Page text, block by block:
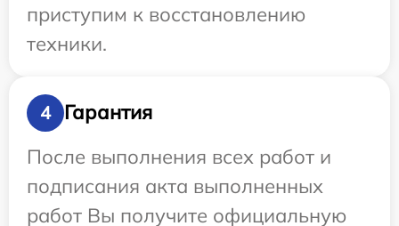
приступим к восстановлению
техники.
4
Гарантия
После выполнения всех работ и
подписания акта выполненных
работ Вы получите официальную